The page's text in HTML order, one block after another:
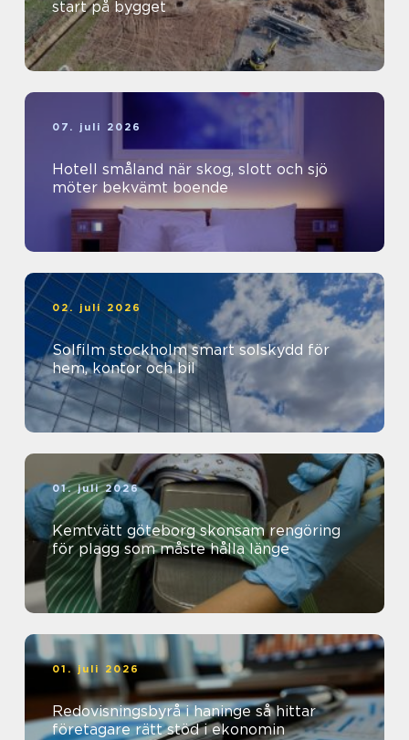
start på bygget
07. juli 2026
Hotell småland när skog, slott och sjö
möter bekvämt boende
02. juli 2026
Solfilm stockholm smart solskydd för
hem, kontor och bil
01. juli 2026
Kemtvätt göteborg skonsam rengöring
för plagg som måste hålla länge
01. juli 2026
Redovisningsbyrå i haninge så hittar
företagare rätt stöd i ekonomin